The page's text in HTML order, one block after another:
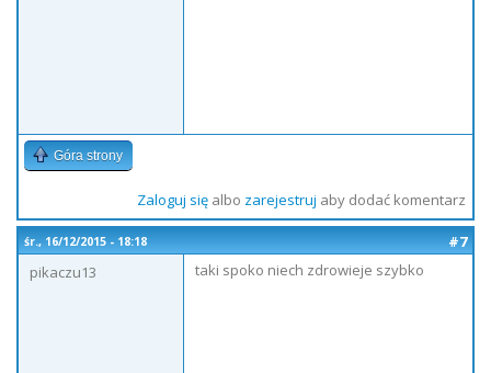
Góra strony
Zaloguj sięalbo zarejestruj aby dodać komentarz
śr., 16/12/2015 - 18:18
#7
pikaczu13
taki spoko niech zdrowieje szybko